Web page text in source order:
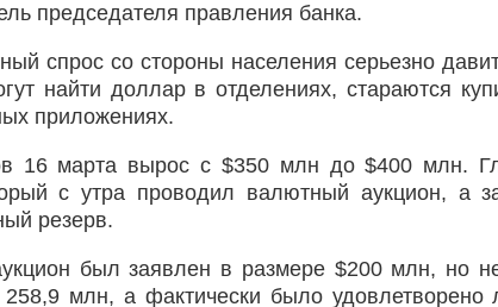
председателя правления банка.
спрос со стороны населения серьезно
найти доллар в отделениях, стараются
приложениях.
16 марта вырос с $350 млн до $400 млн.
с утра проводил валютный аукцион, а
резерв.
был заявлен в размере $200 млн, но
258,9 млн, а фактически было